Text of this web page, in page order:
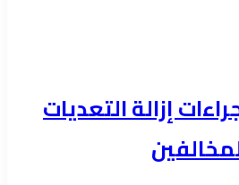
إزالة التعديات